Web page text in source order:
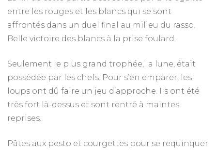
entre les rouges et les blancs qui se sont
affrontés dans un duel final au milieu du rasso.
Belle victoire des blancs à la prise foulard.
Seulement le plus grand trophée, la lune, était
possédée par les chefs. Pour s’en emparer, les
loups ont dû faire un jeu d’approche. Ils ont été
très fort là-dessus et sont rentré à maintes
reprises.
Pâtes aux pesto et courgettes pour se requinquer